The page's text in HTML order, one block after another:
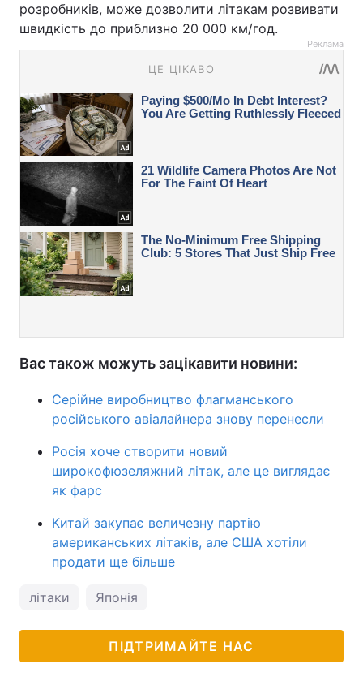
розробників, може дозволити літакам розвивати
швидкість до приблизно 20 000 км/год.
Реклама
Вас також можуть зацікавити новини:
Серійне виробництво флагманського
російського авіалайнера знову перенесли
Росія хоче створити новий
широкофюзеляжний літак, але це виглядає
як фарс
Китай закупає величезну партію
американських літаків, але США хотіли
продати ще більше
літаки Японія
ПІДТРИМАЙТЕ НАС